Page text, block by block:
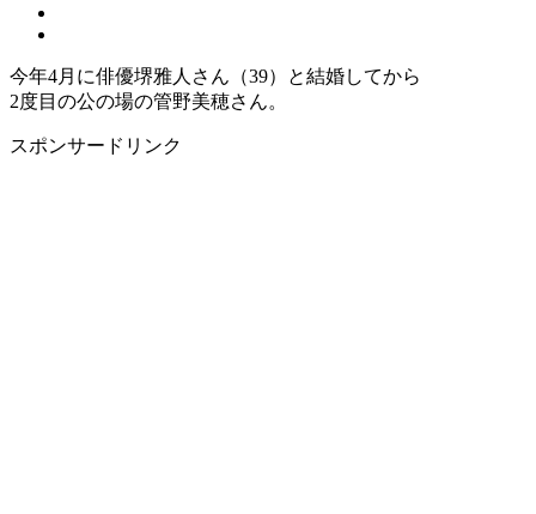
今年4月に俳優堺雅人さん（39）と結婚してから
2度目の公の場の管野美穂さん。
スポンサードリンク